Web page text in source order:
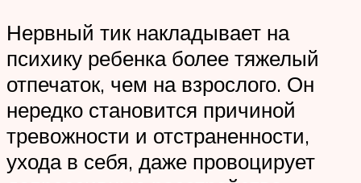
Нервный тик накладывает на
психику ребенка более тяжелый
отпечаток, чем на взрослого. Он
нередко становится причиной
тревожности и отстраненности,
ухода в себя, даже провоцирует